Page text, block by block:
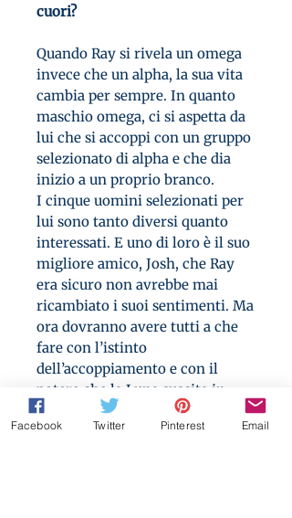
cuori?
Quando Ray si rivela un omega
invece che un alpha, la sua vita
cambia per sempre. In quanto
maschio omega, ci si aspetta da
lui che si accoppi con un gruppo
selezionato di alpha e che dia
inizio a un proprio branco.
I cinque uomini selezionati per
lui sono tanto diversi quanto
interessati. E uno di loro è il suo
migliore amico, Josh, che Ray
era sicuro non avrebbe mai
ricambiato i suoi sentimenti. Ma
ora dovranno avere tutti a che
fare con l’istinto
dell’accoppiamento e con il
potere che la Luna suscita in
loro; e dopo quello… Ray avrà
problemi più grandi di una cotta.
Facebook Twitter Pinterest Email